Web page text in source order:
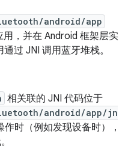
android/app
，并在 Android 框架层实
过 JNI 调用蓝牙堆栈。
相关联的 JNI 代码位于
android/app/jn
时（例如发现设备时），